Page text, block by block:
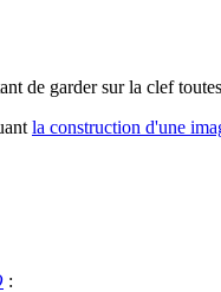
de garder sur la clef
la construction d'une
: